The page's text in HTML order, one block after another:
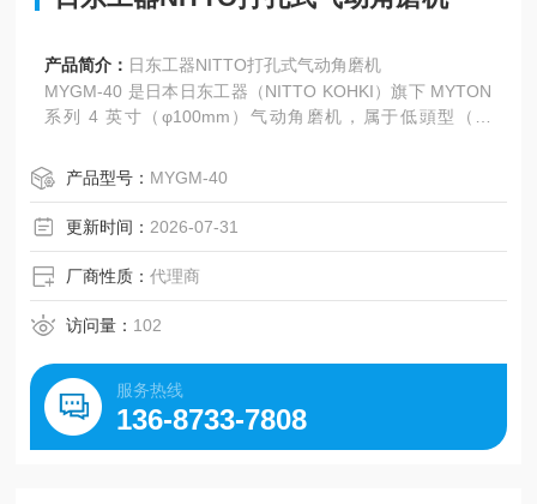
产品简介： 日东工器NITTO打孔式气动角磨机
MYGM-40 是日本日东工器（NITTO KOHKI）旗下 MYTON
系列 4 英寸（φ100mm）气动角磨机，属于低頭型（薄
作稳、噪音低，适合狭窄空间与长时间作业。
产品型号： MYGM-40
更新时间： 2026-07-31
厂商性质：代理商
访问量： 102
服务热线
136-8733-7808